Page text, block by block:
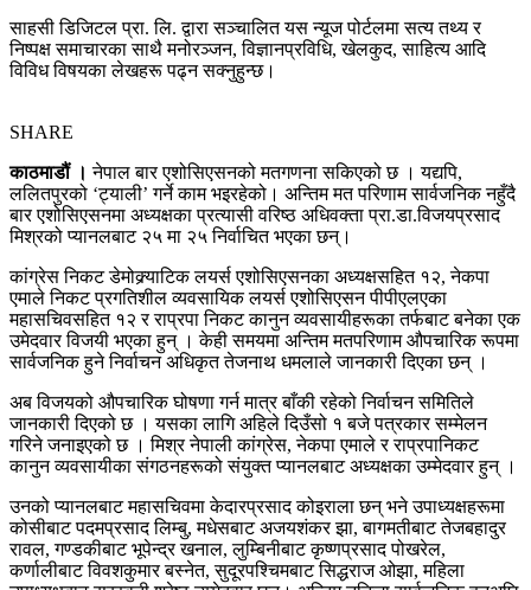
साहसी डिजिटल प्रा. लि. द्वारा सञ्चालित यस न्यूज पोर्टलमा सत्य तथ्य र
निष्पक्ष समाचारका साथै मनोरञ्जन, विज्ञानप्रविधि, खेलकुद, साहित्य आदि
विविध विषयका लेखहरू पढ्न सक्नुहुन्छ।
SHARE
काठमाडौं ।नेपाल बार एशोसिएसनको मतगणना सकिएको छ । यद्यपि,
ललितपुरको ‘ट्याली’ गर्ने काम भइरहेको। अन्तिम मत परिणाम सार्वजनिक नहुँदै
बार एशोसिएसनमा अध्यक्षका प्रत्यासी वरिष्ठ अधिवक्ता प्रा.डा.विजयप्रसाद
मिश्रको प्यानलबाट २५ मा २५ निर्वाचित भएका छन्।
कांग्रेस निकट डेमोक्र्याटिक लयर्स एशोसिएसनका अध्यक्षसहित १२, नेकपा
एमाले निकट प्रगतिशील व्यवसायिक लयर्स एशोसिएसन पीपीएलएका
महासचिवसहित १२ र राप्रपा निकट कानुन व्यवसायीहरूका तर्फबाट बनेका एक
उमेदवार विजयी भएका हुन् । केही समयमा अन्तिम मतपरिणाम औपचारिक रूपमा
सार्वजनिक हुने निर्वाचन अधिकृत तेजनाथ धमलाले जानकारी दिएका छन् ।
अब विजयको औपचारिक घोषणा गर्न मात्र बाँकी रहेको निर्वाचन समितिले
जानकारी दिएको छ । यसका लागि अहिले दिउँसो १ बजे पत्रकार सम्मेलन
गरिने जनाइएको छ । मिश्र नेपाली कांग्रेस, नेकपा एमाले र राप्रपानिकट
कानुन व्यवसायीका संगठनहरूको संयुक्त प्यानलबाट अध्यक्षका उम्मेदवार हुन् ।
उनको प्यानलबाट महासचिवमा केदारप्रसाद कोइराला छन् भने उपाध्यक्षहरूमा
कोसीबाट पदमप्रसाद लिम्बु, मधेसबाट अजयशंकर झा, बागमतीबाट तेजबहादुर
रावल, गण्डकीबाट भूपेन्द्र खनाल, लुम्बिनीबाट कृष्णप्रसाद पोखरेल,
कर्णालीबाट विवशकुमार बस्नेत, सुदूरपश्चिमबाट सिद्धराज ओझा, महिला